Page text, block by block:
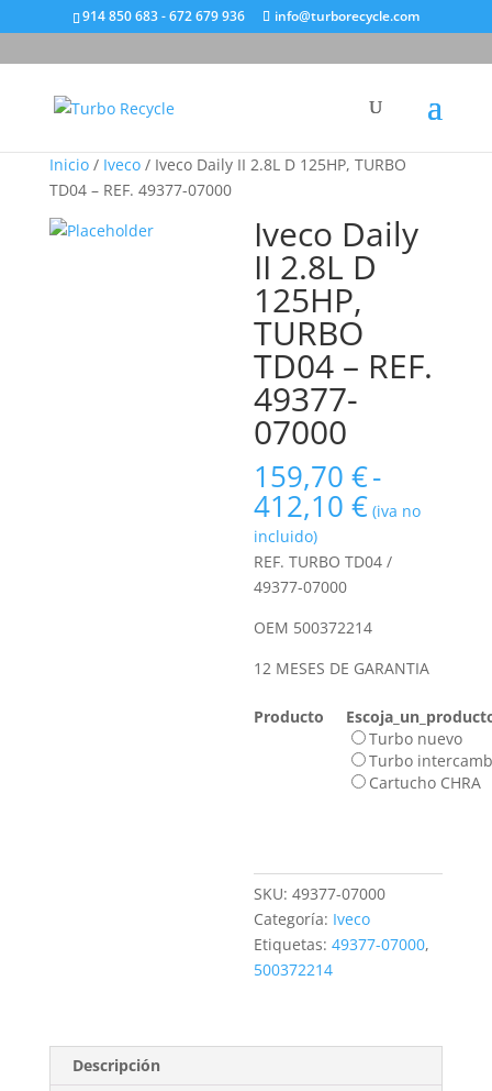
914 850 683 - 672 679 936 info@turborecycle.com
Inicio/ Iveco/ Iveco Daily II 2.8L D 125HP, TURBO
TD04 – REF. 49377-07000
Iveco Daily
II 2.8L D
125HP,
TURBO
TD04 – REF.
49377-
07000
159,70€-
412,10€Rango
de
precios:
desde
hasta
412,10 €
(iva no
incluido)
REF. TURBO TD04 /
49377-07000
OEM 500372214
12 MESES DE GARANTIA
Producto
Turbo nuevo
Turbo
Cartucho CHRA
SKU:49377-07000
Categoría: Iveco
Etiquetas:49377-07000,
500372214
Descripción